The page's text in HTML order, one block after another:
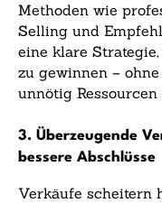
Methoden wie
Selling und
eine klare
zu gewinnen –
unnötig
3. Überzeugende
bessere Abschlüsse
Verkäufe scheitern